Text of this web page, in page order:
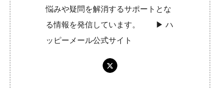
悩みや疑問を解消するサポートとな
る情報を発信しています。 ▶︎ハ
ッピーメール公式サイト